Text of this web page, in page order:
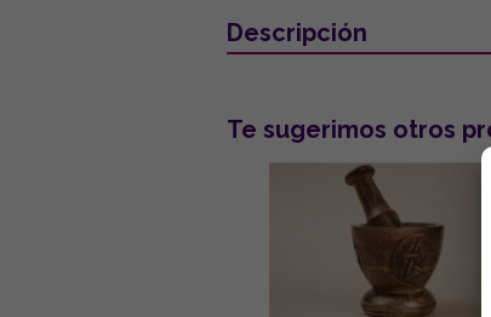
Descripción
Te sugerimos otros